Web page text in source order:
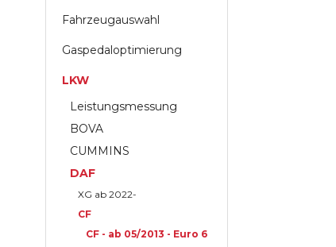
Fahrzeugauswahl
Gaspedaloptimierung
LKW
Leistungsmessung
BOVA
CUMMINS
DAF
XG ab 2022-
CF
CF - ab 05/2013 - Euro 6